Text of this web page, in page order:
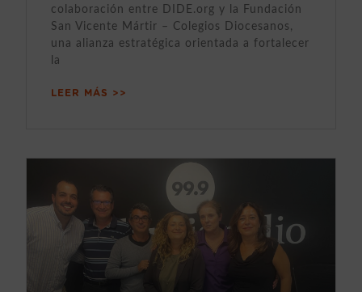
colaboración entre DIDE.org y la Fundación
San Vicente Mártir – Colegios Diocesanos,
una alianza estratégica orientada a fortalecer
la
LEER MÁS >>